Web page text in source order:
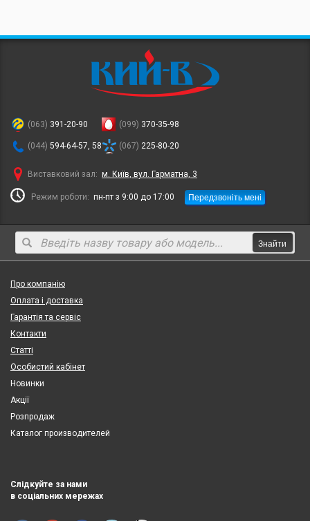
(063) 391-20-90
(044) 594-64-57, 58
(099) 370-35-98
(067) 225-80-20
Виставковий зал: м. Київ, вул. Гарматна, 3
Режим роботи: пн-пт з 9:00 до 17:00 Передзвоніть мені
Знайти
Про компанію
Оплата і доставка
Гарантія та сервіс
Контакти
Статті
Особистий кабінет
Новинки
Акції
Розпродаж
Каталог производителей
Слідкуйте за нами
в соціальних мережах